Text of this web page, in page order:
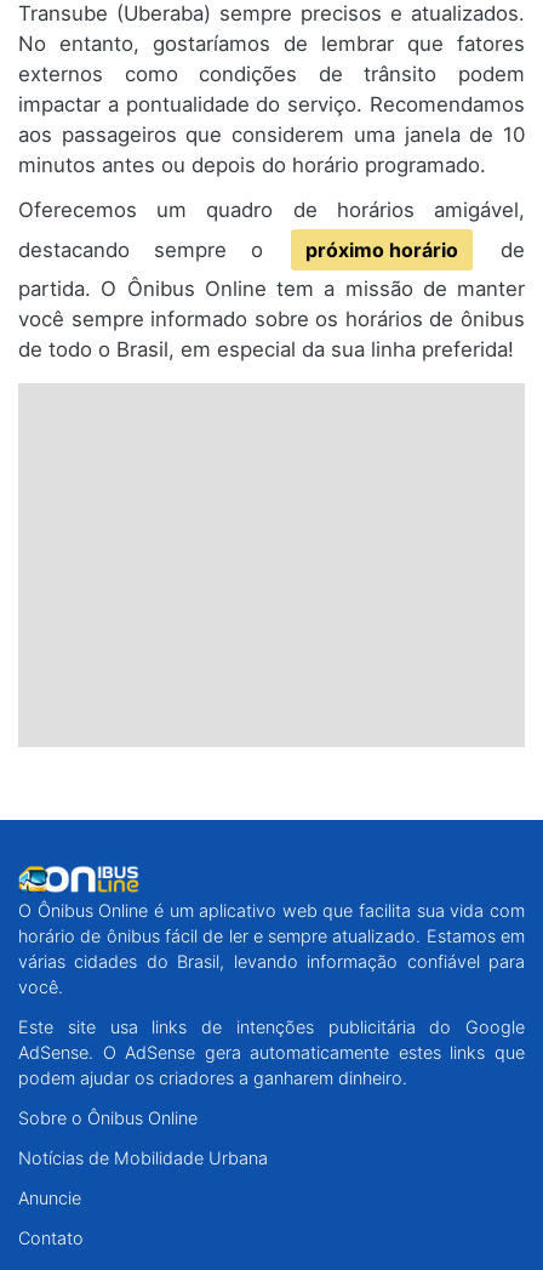
Transube (Uberaba) sempre precisos e atualizados.
No entanto, gostaríamos de lembrar que fatores
externos como condições de trânsito podem
impactar a pontualidade do serviço. Recomendamos
aos passageiros que considerem uma janela de 10
minutos antes ou depois do horário programado.
Oferecemos um quadro de horários amigável,
destacando sempre o
próximo horário
de
partida. O Ônibus Online tem a missão de manter
você sempre informado sobre os horários de ônibus
de todo o Brasil, em especial da sua linha preferida!
O Ônibus Online é um aplicativo web que facilita sua vida com
horário de ônibus fácil de ler e sempre atualizado. Estamos em
várias cidades do Brasil, levando informação confiável para
você.
Este site usa links de intenções publicitária do Google
AdSense. O AdSense gera automaticamente estes links que
podem ajudar os criadores a ganharem dinheiro.
Sobre o Ônibus Online
Notícias de Mobilidade Urbana
Anuncie
Contato